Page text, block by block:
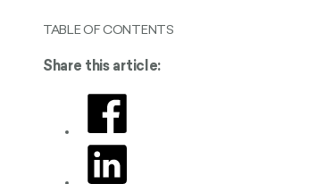
TABLE OF CONTENTS
Share this article: